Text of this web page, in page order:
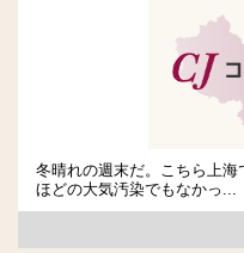
冬晴れの週末だ。こちら上
ほどの大気汚染でもなかっ...